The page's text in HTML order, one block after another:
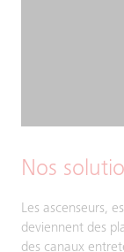
Nos
Les ascenseurs,
deviennent des
des canaux